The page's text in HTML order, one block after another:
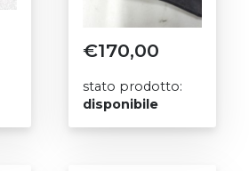
€170,00
stato prodotto:
disponibile